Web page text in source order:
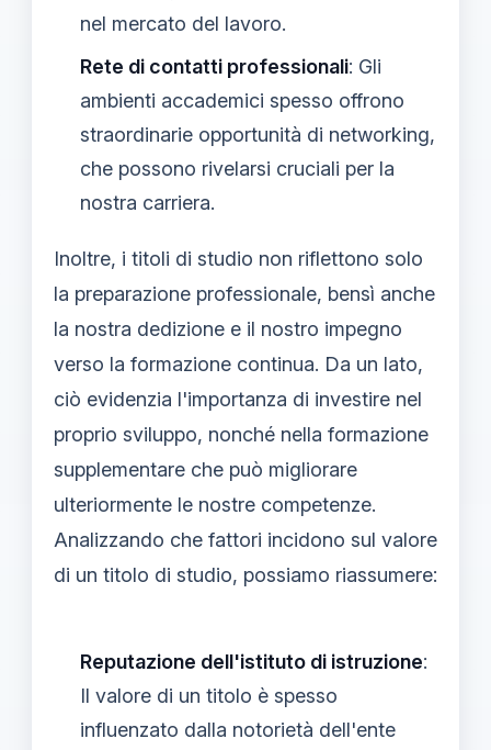
nel mercato del lavoro.
Rete di contatti professionali: Gli
ambienti accademici spesso offrono
straordinarie opportunità di networking,
che possono rivelarsi cruciali per la
nostra carriera.
Inoltre, i titoli di studio non riflettono solo
la preparazione professionale, bensì anche
la nostra dedizione e il nostro impegno
verso la formazione continua. Da un lato,
ciò evidenzia l'importanza di investire nel
proprio sviluppo, nonché nella formazione
supplementare che può migliorare
ulteriormente le nostre competenze.
Analizzando che fattori incidono sul valore
di un titolo di studio, possiamo riassumere:
Reputazione dell'istituto di istruzione:
Il valore di un titolo è spesso
influenzato dalla notorietà dell'ente